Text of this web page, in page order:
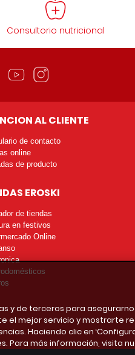
Consultorio nutricional
AL CLIENTE
de contacto
online
de producto
EROSKI
de tiendas
en festivos
Online
y de terceros para
el mejor servicio y mostrarte
Haciendo clic en
Para más información, visita